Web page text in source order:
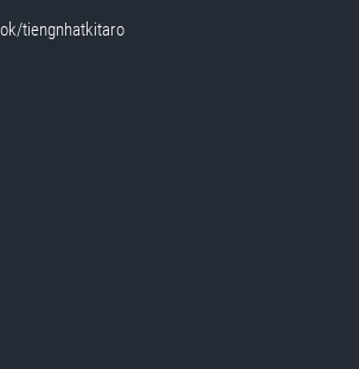
tiengnhatkitaro